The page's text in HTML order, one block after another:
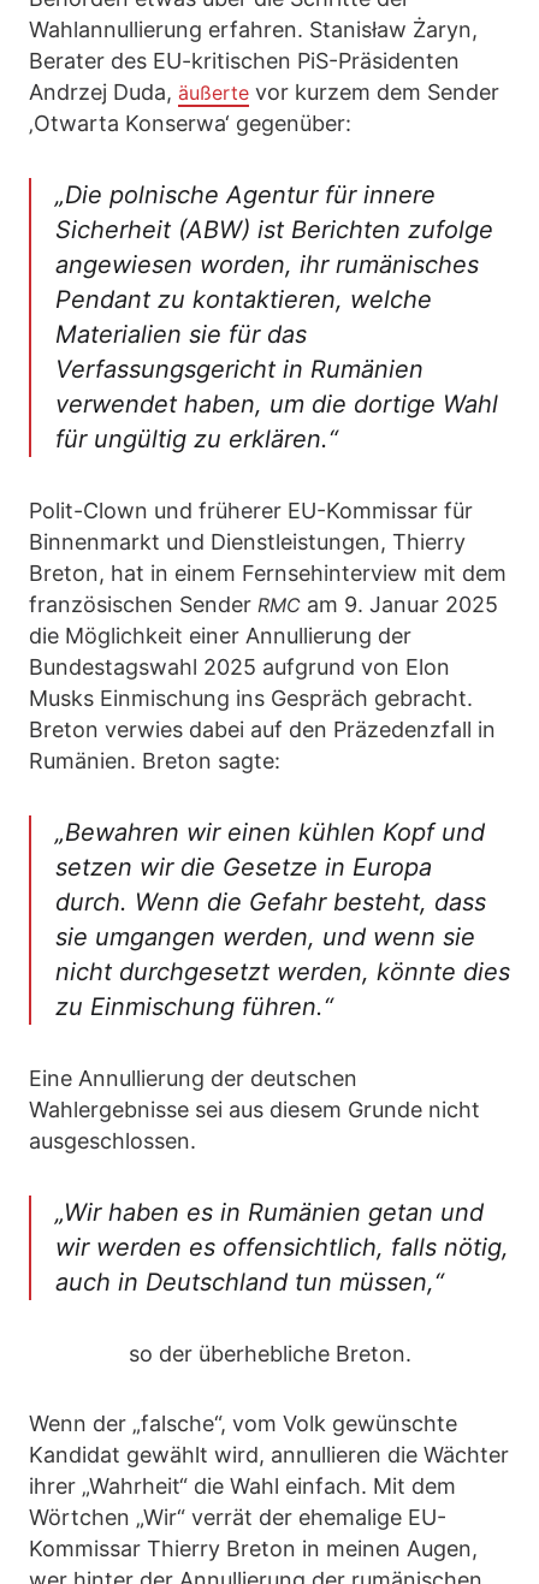
Wahlannullierung erfahren. Stanisław Żaryn,
Berater des EU-kritischen PiS-Präsidenten
Andrzej Duda, äußerte vor kurzem dem Sender
‚Otwarta Konserwa‘ gegenüber:
„Die polnische Agentur für innere
Sicherheit (ABW) ist Berichten zufolge
angewiesen worden, ihr rumänisches
Pendant zu kontaktieren, welche
Materialien sie für das
Verfassungsgericht in Rumänien
verwendet haben, um die dortige Wahl
für ungültig zu erklären.“
Polit-Clown und früherer EU-Kommissar für
Binnenmarkt und Dienstleistungen, Thierry
Breton, hat in einem Fernsehinterview mit dem
französischen Sender RMC am 9. Januar 2025
die Möglichkeit einer Annullierung der
Bundestagswahl 2025 aufgrund von Elon
Musks Einmischung ins Gespräch gebracht.
Breton verwies dabei auf den Präzedenzfall in
Rumänien. Breton sagte:
„Bewahren wir einen kühlen Kopf und
setzen wir die Gesetze in Europa
durch. Wenn die Gefahr besteht, dass
sie umgangen werden, und wenn sie
nicht durchgesetzt werden, könnte dies
zu Einmischung führen.“
Eine Annullierung der deutschen
Wahlergebnisse sei aus diesem Grunde nicht
ausgeschlossen.
„Wir haben es in Rumänien getan und
wir werden es offensichtlich, falls nötig,
auch in Deutschland tun müssen,“
so der überhebliche Breton.
Wenn der „falsche“, vom Volk gewünschte
Kandidat gewählt wird, annullieren die Wächter
ihrer „Wahrheit“ die Wahl einfach. Mit dem
Wörtchen „Wir“ verrät der ehemalige EU-
Kommissar Thierry Breton in meinen Augen,